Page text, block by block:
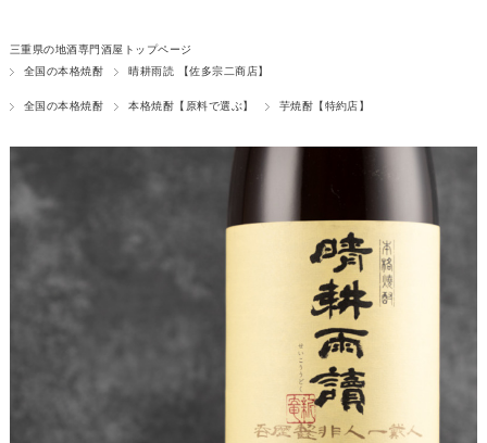
三重県の地酒専門酒屋トップページ
全国の本格焼酎
晴耕雨読 【佐多宗二商店】
全国の本格焼酎 本格焼酎【原料で選ぶ】 芋焼酎【特約店】